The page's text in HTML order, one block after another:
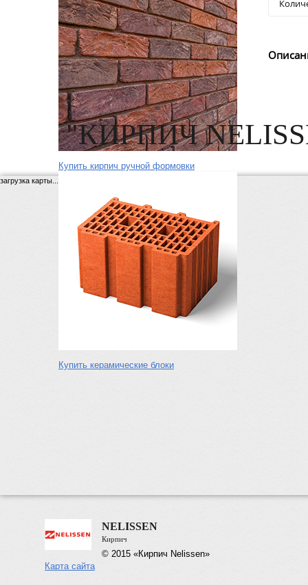
Купить кирпич ручной формовки
Купить керамические блоки
"КИРПИЧ
загрузка карты...
NELISSEN
Кирпич
© 2015 «Кирпич Nelissen»
Карта сайта